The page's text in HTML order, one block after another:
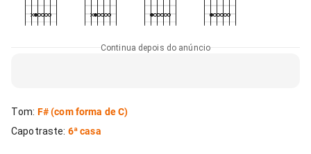
Continua depois do anúncio
Tom: F#(com forma de C)
Capotraste: 6ª casa